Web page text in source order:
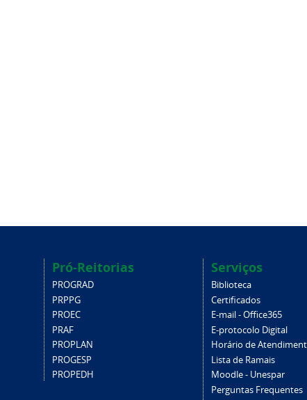
Pró-Reitorias
PROGRAD
PRPPG
PROEC
PRAF
PROPLAN
PROGESP
PROPEDH
Serviços
Biblioteca
Certificados
E-mail - Office365
E-protocolo Digital
Horário de
Lista de Ramais
Moodle - Unespar
Perguntas Frequentes